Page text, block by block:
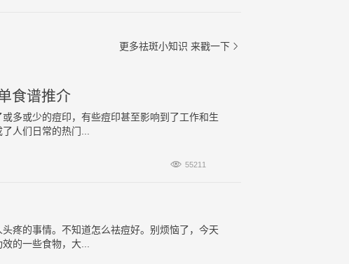
更多祛斑小知识 来戳一下 
食谱推介
多或少的痘印，有些痘印甚至影响到了工作和生
人们日常的热门...
 55211
疼的事情。不知道怎么祛痘好。别烦恼了，今天
的一些食物，大...